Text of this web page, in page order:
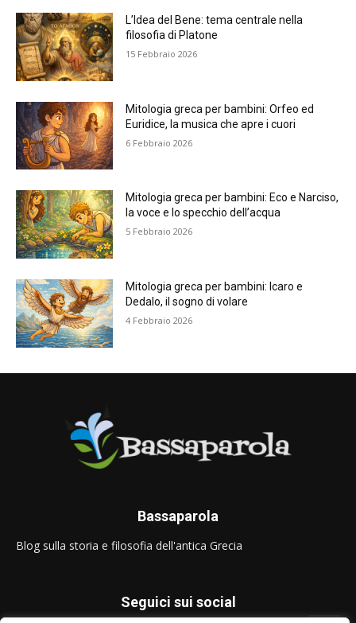
L’Idea del Bene: tema centrale nella
filosofia di Platone
15 Febbraio 2026
Mitologia greca per bambini: Orfeo ed
Euridice, la musica che apre i cuori
6 Febbraio 2026
Mitologia greca per bambini: Eco e Narciso,
la voce e lo specchio dell’acqua
5 Febbraio 2026
Mitologia greca per bambini: Icaro e
Dedalo, il sogno di volare
4 Febbraio 2026
Bassaparola
Blog sulla storia e filosofia dell'antica Grecia
Seguici sui social